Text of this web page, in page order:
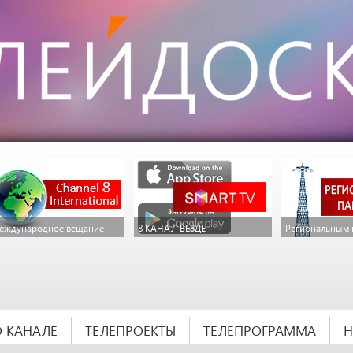
вещание 8 КАНАЛ ВЕЗДЕ Региональным
КАНАЛЕ ТЕЛЕПРОЕКТЫ ТЕЛЕПРОГРАММА